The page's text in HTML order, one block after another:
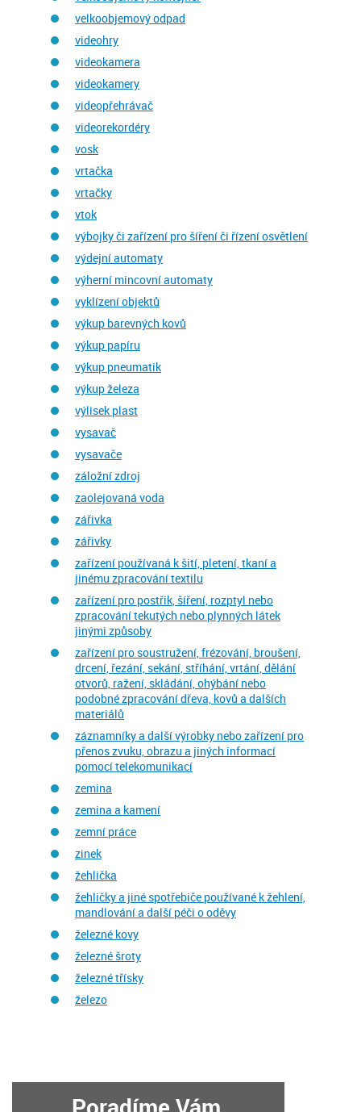
velkoobjemový odpad
videohry
videokamera
videokamery
videopřehrávač
videorekordéry
vosk
vrtačka
vrtačky
vtok
výbojky či zařízení pro šíření či řízení osvětlení
výdejní automaty
výherní mincovní automaty
vyklízení objektů
výkup barevných kovů
výkup papíru
výkup pneumatik
výkup železa
výlisek plast
vysavač
vysavače
záložní zdroj
zaolejovaná voda
zářivka
zářivky
zařízení používaná k šití, pletení, tkaní a
jinému zpracování textilu
zařízení pro postřik, šíření, rozptyl nebo
zpracování tekutých nebo plynných látek
jinými způsoby
zařízení pro soustružení, frézování, broušení,
drcení, řezání, sekání, stříhání, vrtání, dělání
otvorů, ražení, skládání, ohýbání nebo
podobné zpracování dřeva, kovů a dalších
materiálů
záznamníky a další výrobky nebo zařízení pro
přenos zvuku, obrazu a jiných informací
pomocí telekomunikací
zemina
zemina a kamení
zemní práce
zinek
žehlička
žehličky a jiné spotřebiče používané k žehlení,
mandlování a další péči o oděvy
železné kovy
železné šroty
železné třísky
železo